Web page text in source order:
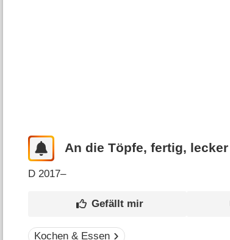
An die Töpfe, fertig, lecker
D 2017–
Kochen & Essen